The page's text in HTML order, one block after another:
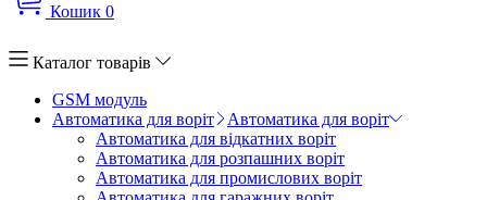
Кошик 0
Каталог товарів
GSM модуль
Автоматика для воріт
Автоматика для воріт
Автоматика для відкатних воріт
Автоматика для розпашних воріт
Автоматика для промислових воріт